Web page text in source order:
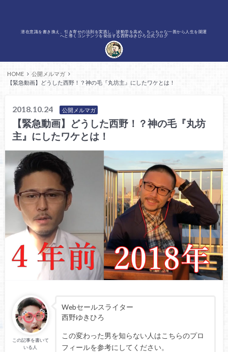
潜在意識を書き換え、引き寄せの法則を実践し、波動学を高め、ちっちゃな一善から人生を開運
へと導くコンテンツを発信する西野ゆきひろ公式ブログ
HOME
公開メルマガ
【緊急動画】どうした西野！？神の毛『丸坊主』にしたワケとは！
2018.10.24 公開メルマガ
【緊急動画】どうした西野！？神の毛『丸坊
主』にしたワケとは！
この記事を書いて
いる人
Webセールスライター
西野ゆきひろ
この変わった男を知らない人はこちらのプロ
フィールを参考にしてください。